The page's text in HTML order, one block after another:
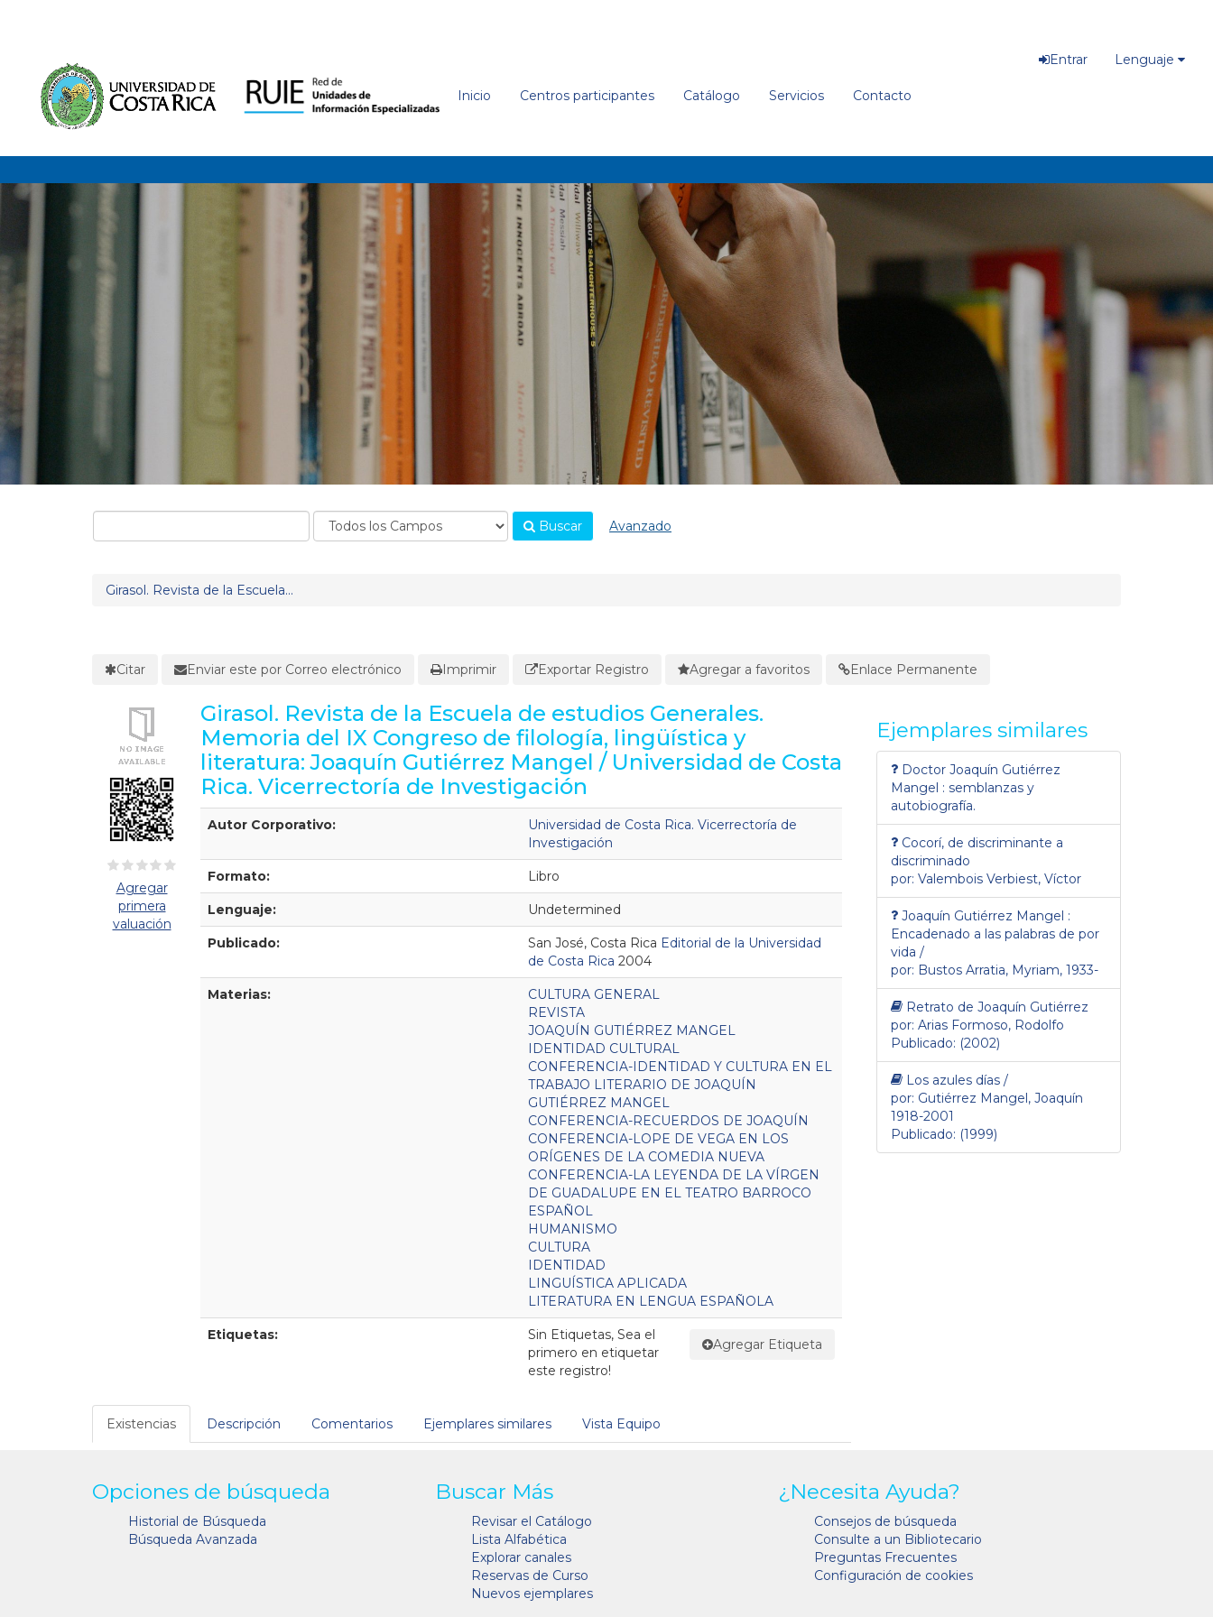
Inicio Centros participantes Catálogo Servicios Contacto
Entrar Lenguaje
Buscar Avanzado
Girasol. Revista de la Escuela...
Citar Enviar este por Correo electrónico Imprimir Exportar Registro Agregar a favoritos Enlace Permanente
Agregar
primera
valuación
Girasol. Revista de la Escuela de estudios Generales.
Memoria del IX Congreso de filología, lingüística y
literatura: Joaquín Gutiérrez Mangel / Universidad de Costa
Rica. Vicerrectoría de Investigación
Detalles Bibliográficos
Autor Corporativo:
Universidad de Costa Rica. Vicerrectoría de
Investigación
Formato: Libro
Lenguaje: Undetermined
Publicado: San José, Costa Rica Editorial de la Universidad
de Costa Rica 2004
Materias:
CULTURA GENERAL
REVISTA
JOAQUÍN GUTIÉRREZ MANGEL
IDENTIDAD CULTURAL
CONFERENCIA-IDENTIDAD Y CULTURA EN EL
TRABAJO LITERARIO DE JOAQUÍN
GUTIÉRREZ MANGEL
CONFERENCIA-RECUERDOS DE JOAQUÍN
CONFERENCIA-LOPE DE VEGA EN LOS
ORÍGENES DE LA COMEDIA NUEVA
CONFERENCIA-LA LEYENDA DE LA VÍRGEN
DE GUADALUPE EN EL TEATRO BARROCO
ESPAÑOL
HUMANISMO
CULTURA
IDENTIDAD
LINGUÍSTICA APLICADA
LITERATURA EN LENGUA ESPAÑOLA
Etiquetas:
Agregar Etiqueta
Sin Etiquetas, Sea el
primero en etiquetar
este registro!
Existencias Descripción Comentarios Ejemplares similares Vista Equipo
Ejemplares similares
Doctor Joaquín Gutiérrez
Mangel : semblanzas y
autobiografía.
Cocorí, de discriminante a
discriminado
por: Valembois Verbiest, Víctor
Joaquín Gutiérrez Mangel :
Encadenado a las palabras de por
vida /
por: Bustos Arratia, Myriam, 1933-
Retrato de Joaquín Gutiérrez
por: Arias Formoso, Rodolfo
Publicado: (2002)
Los azules días /
por: Gutiérrez Mangel, Joaquín
1918-2001
Publicado: (1999)
Opciones de búsqueda
Historial de Búsqueda
Búsqueda Avanzada
Buscar Más
Revisar el Catálogo
Lista Alfabética
Explorar canales
Reservas de Curso
Nuevos ejemplares
¿Necesita Ayuda?
Consejos de búsqueda
Consulte a un Bibliotecario
Preguntas Frecuentes
Configuración de cookies